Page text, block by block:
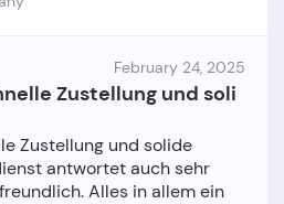
February 24, 2025
Zustellung und soli
Zustellung und solide
antwortet auch sehr
Alles in allem ein